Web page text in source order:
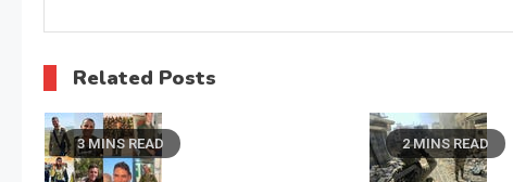
Related Posts
3 MINS READ 2 MINS READ